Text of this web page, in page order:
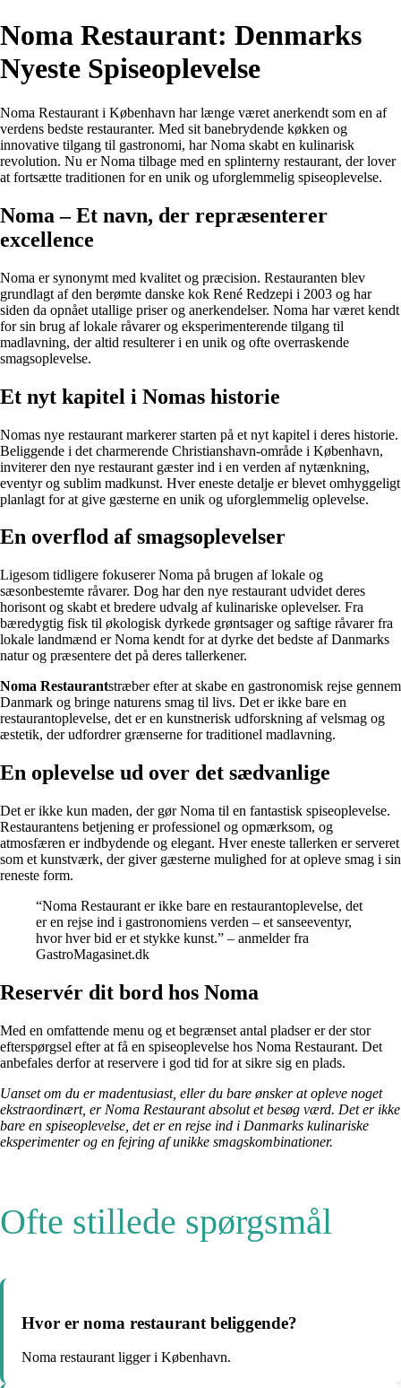
Noma Restaurant: Denmarks
Nyeste Spiseoplevelse
Noma Restaurant i København har længe været anerkendt som en af
verdens bedste restauranter. Med sit banebrydende køkken og
innovative tilgang til gastronomi, har Noma skabt en kulinarisk
revolution. Nu er Noma tilbage med en splinterny restaurant, der lover
at fortsætte traditionen for en unik og uforglemmelig spiseoplevelse.
Noma – Et navn, der repræsenterer
excellence
Noma er synonymt med kvalitet og præcision. Restauranten blev
grundlagt af den berømte danske kok René Redzepi i 2003 og har
siden da opnået utallige priser og anerkendelser. Noma har været kendt
for sin brug af lokale råvarer og eksperimenterende tilgang til
madlavning, der altid resulterer i en unik og ofte overraskende
smagsoplevelse.
Et nyt kapitel i Nomas historie
Nomas nye restaurant markerer starten på et nyt kapitel i deres historie.
Beliggende i det charmerende Christianshavn-område i København,
inviterer den nye restaurant gæster ind i en verden af nytænkning,
eventyr og sublim madkunst. Hver eneste detalje er blevet omhyggeligt
planlagt for at give gæsterne en unik og uforglemmelig oplevelse.
En overflod af smagsoplevelser
Ligesom tidligere fokuserer Noma på brugen af lokale og
sæsonbestemte råvarer. Dog har den nye restaurant udvidet deres
horisont og skabt et bredere udvalg af kulinariske oplevelser. Fra
bæredygtig fisk til økologisk dyrkede grøntsager og saftige råvarer fra
lokale landmænd er Noma kendt for at dyrke det bedste af Danmarks
natur og præsentere det på deres tallerkener.
Noma Restaurantstræber efter at skabe en gastronomisk rejse gennem
Danmark og bringe naturens smag til livs. Det er ikke bare en
restaurantoplevelse, det er en kunstnerisk udforskning af velsmag og
æstetik, der udfordrer grænserne for traditionel madlavning.
En oplevelse ud over det sædvanlige
Det er ikke kun maden, der gør Noma til en fantastisk spiseoplevelse.
Restaurantens betjening er professionel og opmærksom, og
atmosfæren er indbydende og elegant. Hver eneste tallerken er serveret
som et kunstværk, der giver gæsterne mulighed for at opleve smag i sin
reneste form.
“Noma Restaurant er ikke bare en restaurantoplevelse, det
er en rejse ind i gastronomiens verden – et sanseeventyr,
hvor hver bid er et stykke kunst.” – anmelder fra
GastroMagasinet.dk
Reservér dit bord hos Noma
Med en omfattende menu og et begrænset antal pladser er der stor
efterspørgsel efter at få en spiseoplevelse hos Noma Restaurant. Det
anbefales derfor at reservere i god tid for at sikre sig en plads.
Uanset om du er madentusiast, eller du bare ønsker at opleve noget
ekstraordinært, er Noma Restaurant absolut et besøg værd. Det er ikke
bare en spiseoplevelse, det er en rejse ind i Danmarks kulinariske
eksperimenter og en fejring af unikke smagskombinationer.
Ofte stillede spørgsmål
Hvor er noma restaurant beliggende?
Noma restaurant ligger i København.